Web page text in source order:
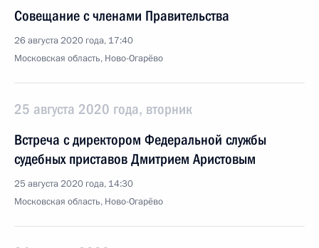
Совещание с членами Правительства
26 августа 2020 года, 17:40
Московская область, Ново-Огарёво
25 августа 2020 года, вторник
Встреча с директором Федеральной службы
судебных приставов Дмитрием Аристовым
25 августа 2020 года, 14:30
Московская область, Ново-Огарёво